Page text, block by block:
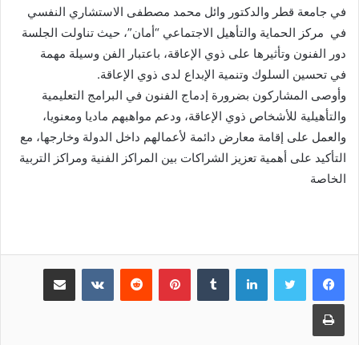
في جامعة قطر والدكتور وائل محمد مصطفى الاستشاري النفسي
في مركز الحماية والتأهيل الاجتماعي “أمان”، حيث تناولت الجلسة
دور الفنون وتأثيرها على ذوي الإعاقة، باعتبار الفن وسيلة مهمة
في تحسين السلوك وتنمية الإبداع لدى ذوي الإعاقة.
وأوصى المشاركون بضرورة إدماج الفنون في البرامج التعليمية
والتأهيلية للأشخاص ذوي الإعاقة، ودعم مواهبهم ماديا ومعنويا،
والعمل على إقامة معارض دائمة لأعمالهم داخل الدولة وخارجها، مع
التأكيد على أهمية تعزيز الشراكات بين المراكز الفنية ومراكز التربية
الخاصة
لينكدإن بينتيريست مشاركة عبر البريد
طباعة